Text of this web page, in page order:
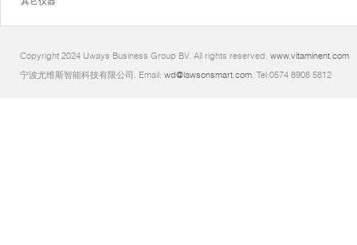
Copyright 2024 Uways Business Group BV. All rights reserved. www.vitaminent.com
宁波尤维斯智能科技有限公司. Email: wd@lawsonsmart.com. Tel:0574 8908 5812